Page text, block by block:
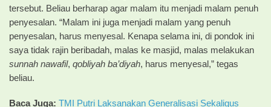
tersebut. Beliau berharap agar malam itu menjadi malam penuh
penyesalan. “Malam ini juga menjadi malam yang penuh
penyesalan, harus menyesal. Kenapa selama ini, di pondok ini
saya tidak rajin beribadah, malas ke masjid, malas melakukan
sunnah nawafil, qobliyah ba’diyah, harus menyesal,” tegas
beliau.
Baca Juga: TMI Putri Laksanakan Generalisasi Sekaligus